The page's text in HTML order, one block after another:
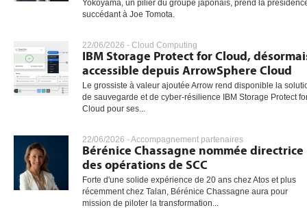
Yokoyama, un pilier du groupe japonais, prend la
succédant à Joe Tomota.
22/06/2026 - Cloud Computing
IBM Storage Protect for Cloud,
accessible depuis ArrowSphere Cloud
Le grossiste à valeur ajoutée Arrow rend disponible la
de sauvegarde et de cyber-résilience IBM Storage Protect
Cloud pour ses...
22/06/2026 -Accompagnement partenaires
Bérénice Chassagne nommée directrice
des opérations de SCC
Forte d'une solide expérience de 20 ans chez Atos et plus
récemment chez Talan, Bérénice Chassagne aura pour
mission de piloter la transformation...